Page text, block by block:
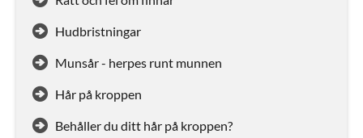
Hudbristningar
Munsår - herpes runt munnen
Hår på kroppen
Behåller du ditt hår på kroppen?